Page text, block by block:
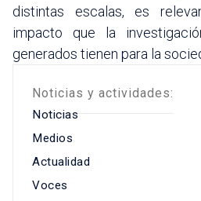
distintas escalas, es
impacto que la
generados tienen para la
Noticias y actividades:
Noticias
Medios
Actualidad
Voces